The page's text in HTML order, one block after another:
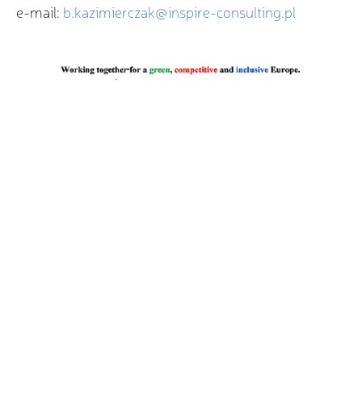
e-mail: b.kazimierczak@inspire-consulting.pl